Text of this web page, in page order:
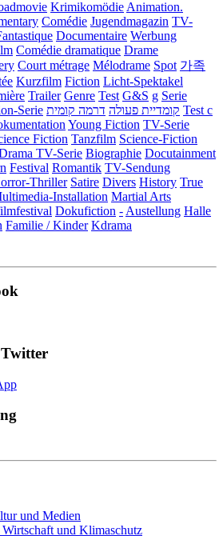
Krimikomödie Animation.
Comédie Jugendmagazin TV-
Documentaire Werbung
Comédie dramatique Drame
Court métrage Mélodrame Spot 가족
Kurzfilm Fiction Licht-Spektakel
Trailer Genre Test G&S g Serie
Serie קומדיית פעולה דרמה קומית
Test c
Young Fiction TV-Serie
Fiction Tanzfilm Science-Fiction
TV-Serie Biographie Docutainment
Festival Romantik TV-Sendung
Thriller Satire Divers History True
Installation Martial Arts
Dokufiction - Austellung Halle
Familie / Kinder Kdrama